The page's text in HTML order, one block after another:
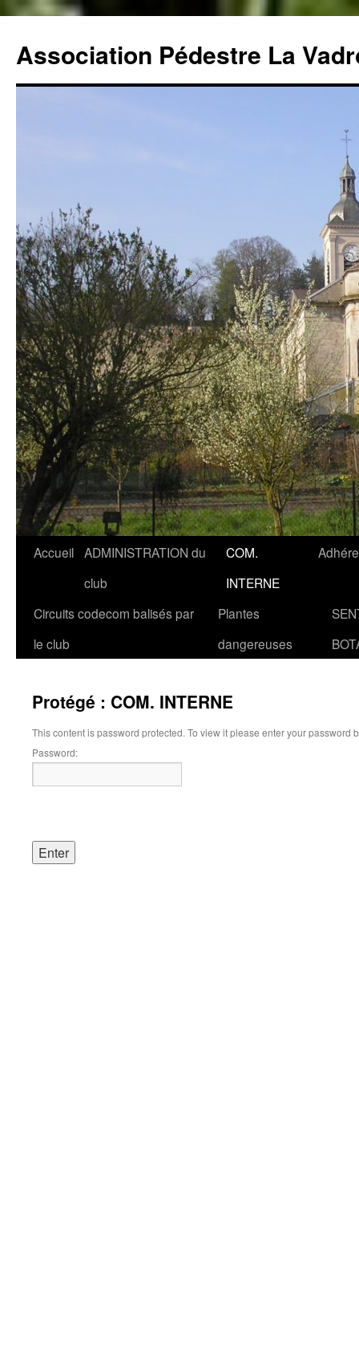
contenu
Association Pédestre La
Accueil ADMINISTRATION du
club
COM.
INTERNE
Circuits codecom balisés par
le club
Plantes
dangereuses
Protégé : COM. INTERNE
This content is password protected. To view it please enter your password
Password: